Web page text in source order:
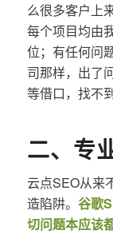
么很多客户上
每个项目均由
位；有任何问
司那样，出了
等借口，找不
二、专
云点SEO从来
造陷阱。 谷歌
切问题本应该